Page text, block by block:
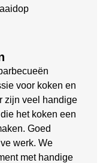
voor koken en
zijn veel handige
het koken een
Goed
werk. We
met handige